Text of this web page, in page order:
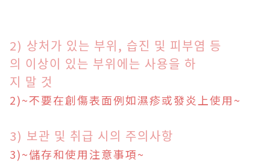
2) 상처가 있는 부위, 습진 및 피부염 등
의 이상이 있는 부위에는 사용을 하
지 말 것
2)~不要在創傷表面例如濕疹或發炎 上使用~
3) 보관 및 취급 시의 주의사항
3)~儲存和使用注意事項~